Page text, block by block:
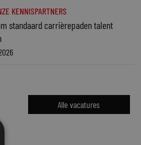
KENNISPARTNERS
standaard carrièrepaden talent
Alle vacatures